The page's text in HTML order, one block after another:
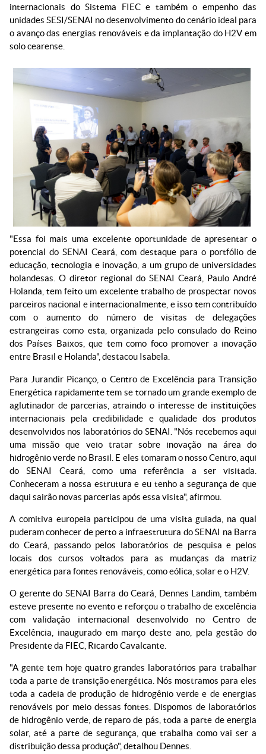
internacionais do Sistema FIEC e também o empenho das
unidades SESI/SENAI no desenvolvimento do cenário ideal para
o avanço das energias renováveis e da implantação do H2V em
solo cearense.
"Essa foi mais uma excelente oportunidade de apresentar o
potencial do SENAI Ceará, com destaque para o portfólio de
educação, tecnologia e inovação, a um grupo de universidades
holandesas. O diretor regional do SENAI Ceará, Paulo André
Holanda, tem feito um excelente trabalho de prospectar novos
parceiros nacional e internacionalmente, e isso tem contribuído
com o aumento do número de visitas de delegações
estrangeiras como esta, organizada pelo consulado do Reino
dos Países Baixos, que tem como foco promover a inovação
entre Brasil e Holanda", destacou Isabela.
Para Jurandir Picanço, o Centro de Excelência para Transição
Energética rapidamente tem se tornado um grande exemplo de
aglutinador de parcerias, atraindo o interesse de instituições
internacionais pela credibilidade e qualidade dos produtos
desenvolvidos nos laboratórios do SENAI. "Nós recebemos aqui
uma missão que veio tratar sobre inovação na área do
hidrogênio verde no Brasil. E eles tomaram o nosso Centro, aqui
do SENAI Ceará, como uma referência a ser visitada.
Conheceram a nossa estrutura e eu tenho a segurança de que
daqui sairão novas parcerias após essa visita", afirmou.
A comitiva europeia participou de uma visita guiada, na qual
puderam conhecer de perto a infraestrutura do SENAI na Barra
do Ceará, passando pelos laboratórios de pesquisa e pelos
locais dos cursos voltados para as mudanças da matriz
energética para fontes renováveis, como eólica, solar e o H2V.
O gerente do SENAI Barra do Ceará, Dennes Landim, também
esteve presente no evento e reforçou o trabalho de excelência
com validação internacional desenvolvido no Centro de
Excelência, inaugurado em março deste ano, pela gestão do
Presidente da FIEC, Ricardo Cavalcante.
"A gente tem hoje quatro grandes laboratórios para trabalhar
toda a parte de transição energética. Nós mostramos para eles
toda a cadeia de produção de hidrogênio verde e de energias
renováveis por meio dessas fontes. Dispomos de laboratórios
de hidrogênio verde, de reparo de pás, toda a parte de energia
solar, até a parte de segurança, que trabalha como vai ser a
distribuição dessa produção", detalhou Dennes.